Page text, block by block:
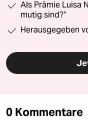
Als Prämie Luisa
mutig sind?“
Herausgegeben
0 Kommentare